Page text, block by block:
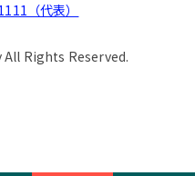
（代表）
Rights Reserved.